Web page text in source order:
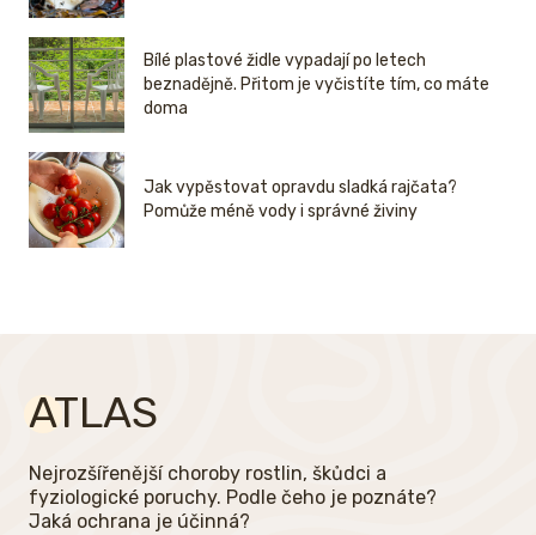
Bílé plastové židle vypadají po letech
beznadějně. Přitom je vyčistíte tím, co máte
doma
Jak vypěstovat opravdu sladká rajčata?
Pomůže méně vody i správné živiny
ATLAS
Nejrozšířenější choroby rostlin, škůdci a
fyziologické poruchy. Podle čeho je poznáte?
Jaká ochrana je účinná?